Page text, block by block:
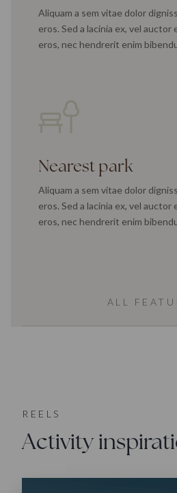
ALL
Aliquam a sem vitae dolor
eros. Sed a lacinia ex, vel auctor
eros, nec hendrerit enim
Nearest park
Aliquam a sem vitae dolor
eros. Sed a lacinia ex, vel auctor
eros, nec hendrerit enim
REELS
Activity